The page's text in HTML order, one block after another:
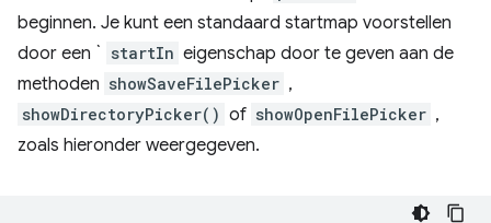
beginnen. Je kunt een standaard startmap voorstellen
door een ` startIn eigenschap door te geven aan de
methoden showSaveFilePicker ,
showDirectoryPicker() of showOpenFilePicker ,
zoals hieronder weergegeven.